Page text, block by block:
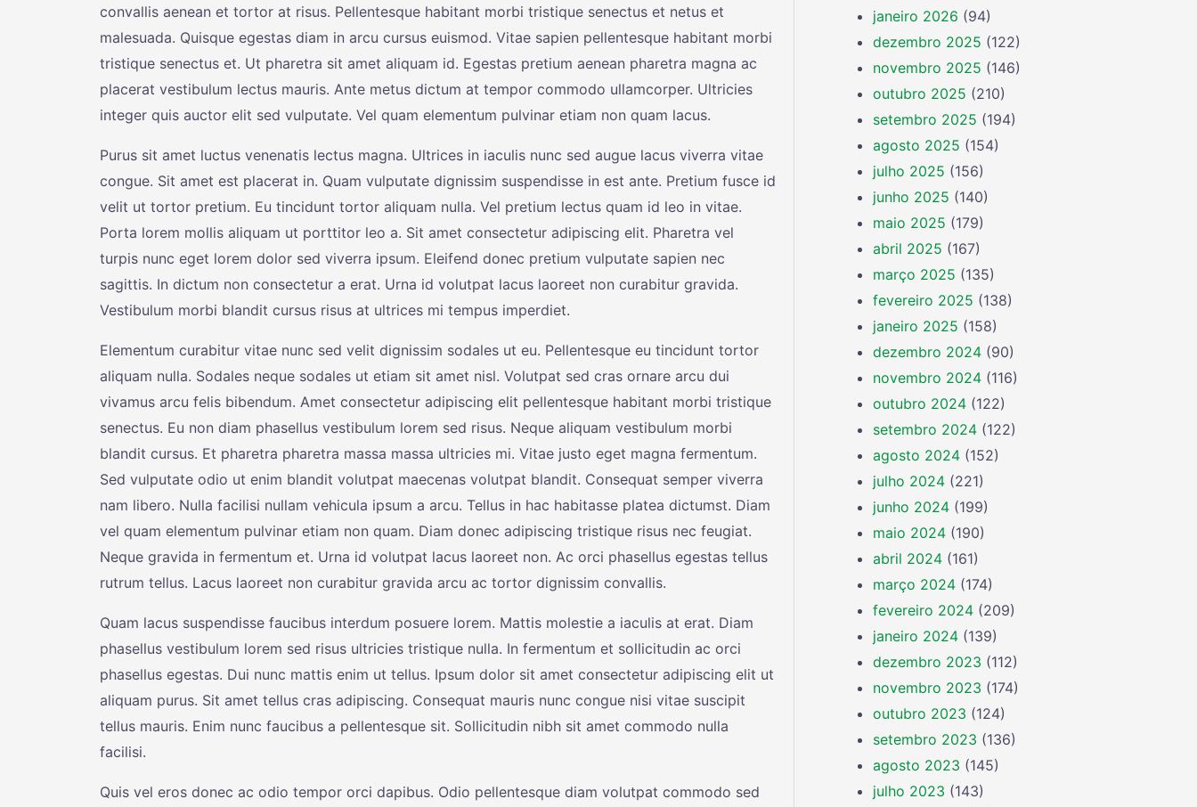
convallis aenean et tortor at risus. Pellentesque habitant morbi tristique senectus et netus et
malesuada. Quisque egestas diam in arcu cursus euismod. Vitae sapien pellentesque habitant morbi
tristique senectus et. Ut pharetra sit amet aliquam id. Egestas pretium aenean pharetra magna ac
placerat vestibulum lectus mauris. Ante metus dictum at tempor commodo ullamcorper. Ultricies
integer quis auctor elit sed vulputate. Vel quam elementum pulvinar etiam non quam lacus.
Purus sit amet luctus venenatis lectus magna. Ultrices in iaculis nunc sed augue lacus viverra vitae
congue. Sit amet est placerat in. Quam vulputate dignissim suspendisse in est ante. Pretium fusce id
velit ut tortor pretium. Eu tincidunt tortor aliquam nulla. Vel pretium lectus quam id leo in vitae.
Porta lorem mollis aliquam ut porttitor leo a. Sit amet consectetur adipiscing elit. Pharetra vel
turpis nunc eget lorem dolor sed viverra ipsum. Eleifend donec pretium vulputate sapien nec
sagittis. In dictum non consectetur a erat. Urna id volutpat lacus laoreet non curabitur gravida.
Vestibulum morbi blandit cursus risus at ultrices mi tempus imperdiet.
Elementum curabitur vitae nunc sed velit dignissim sodales ut eu. Pellentesque eu tincidunt tortor
aliquam nulla. Sodales neque sodales ut etiam sit amet nisl. Volutpat sed cras ornare arcu dui
vivamus arcu felis bibendum. Amet consectetur adipiscing elit pellentesque habitant morbi tristique
senectus. Eu non diam phasellus vestibulum lorem sed risus. Neque aliquam vestibulum morbi
blandit cursus. Et pharetra pharetra massa massa ultricies mi. Vitae justo eget magna fermentum.
Sed vulputate odio ut enim blandit volutpat maecenas volutpat blandit. Consequat semper viverra
nam libero. Nulla facilisi nullam vehicula ipsum a arcu. Tellus in hac habitasse platea dictumst. Diam
vel quam elementum pulvinar etiam non quam. Diam donec adipiscing tristique risus nec feugiat.
Neque gravida in fermentum et. Urna id volutpat lacus laoreet non. Ac orci phasellus egestas tellus
rutrum tellus. Lacus laoreet non curabitur gravida arcu ac tortor dignissim convallis.
Quam lacus suspendisse faucibus interdum posuere lorem. Mattis molestie a iaculis at erat. Diam
phasellus vestibulum lorem sed risus ultricies tristique nulla. In fermentum et sollicitudin ac orci
phasellus egestas. Dui nunc mattis enim ut tellus. Ipsum dolor sit amet consectetur adipiscing elit ut
aliquam purus. Sit amet tellus cras adipiscing. Consequat mauris nunc congue nisi vitae suscipit
tellus mauris. Enim nunc faucibus a pellentesque sit. Sollicitudin nibh sit amet commodo nulla
facilisi.
Quis vel eros donec ac odio tempor orci dapibus. Odio pellentesque diam volutpat commodo sed
janeiro 2026 (94)
dezembro 2025 (122)
novembro 2025 (146)
outubro 2025 (210)
setembro 2025 (194)
agosto 2025 (154)
julho 2025 (156)
junho 2025 (140)
maio 2025 (179)
abril 2025 (167)
março 2025 (135)
fevereiro 2025 (138)
janeiro 2025 (158)
dezembro 2024 (90)
novembro 2024 (116)
outubro 2024 (122)
setembro 2024 (122)
agosto 2024 (152)
julho 2024 (221)
junho 2024 (199)
maio 2024 (190)
abril 2024 (161)
março 2024 (174)
fevereiro 2024 (209)
janeiro 2024 (139)
dezembro 2023 (112)
novembro 2023 (174)
outubro 2023 (124)
setembro 2023 (136)
agosto 2023 (145)
julho 2023 (143)